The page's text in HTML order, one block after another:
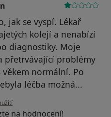
jak se vyspí. Lékař
kolejí a nenabízí
diagnostiky. Moje
přetrvávající problémy
normální. Po
léčba možná...
uživatele Váš účet byl odstraněn
na hodnocení!